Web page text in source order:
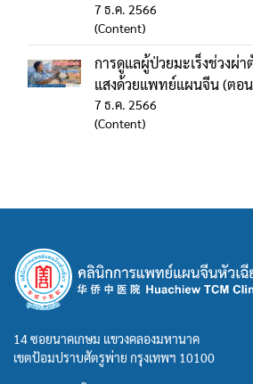
7 ธ.ค. 2566
(Content)
การดูแลผู้ป่วยมะเร็งช่วงผ่
แสงด้วยแพทย์แผนจีน (ตอ
7 ธ.ค. 2566
(Content)
14 ซอยนาคเกษม แขวงคลองมหานาค
เขตป้อมปราบศัตรูพ่าย กรุงเทพฯ 10100